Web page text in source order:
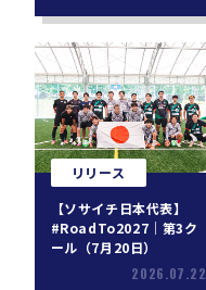
リリース
【ソサイチ日本代表】
#RoadTo2027｜第3ク
ール（7月20日）
2026.07.22